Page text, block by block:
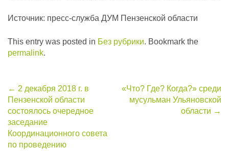
Источник: пресс-служба ДУМ Пензенской области
This entry was posted in Без рубрики. Bookmark the
permalink.
Post
navigation
← 2 декабря 2018 г. в
Пензенской области
состоялось очередное
заседание
Координационного совета
по проведению
«Что? Где? Когда?» среди
мусульман Ульяновской
области →